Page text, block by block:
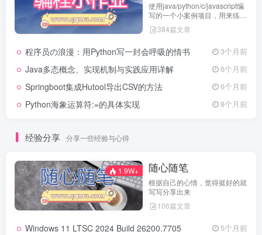
使用java/python/c/javascript编
写的一个小案例项目，用来练习
代码编程
384篇文章
程序员の浪漫：用Python写一封会呼吸的情书 3个月前
Java多态概念、实现机制与实践应用详解 6个月前
Springboot集成Hutool导出CSV的方法 6个月前
Python海象运算符:=的具体实现 8个月前
经验分享 分享一些经验与心得
1.9W+ 随心随笔
根据自己的心情，觉得挺好的就
写写分享出来
106篇文章
Windows 11 LTSC 2024 Build 26200.7705 5个月前